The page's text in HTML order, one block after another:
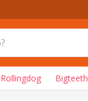
Rollingdog Bigteeth